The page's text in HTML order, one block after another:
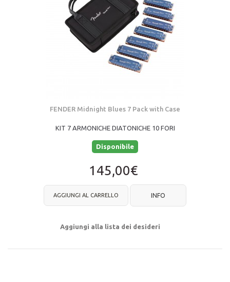
FENDER Midnight Blues 7 Pack with Case
KIT 7 ARMONICHE DIATONICHE 10 FORI
Disponibile
145,00€
AGGIUNGI AL CARRELLO INFO
Aggiungi alla lista dei desideri